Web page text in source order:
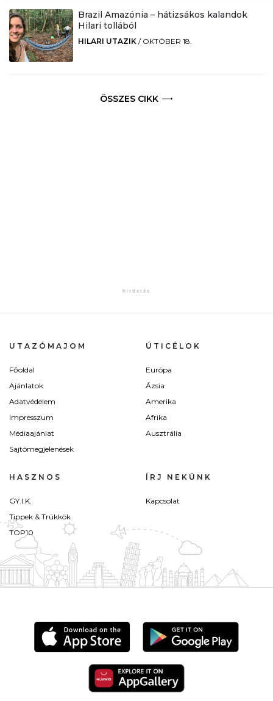
Brazil Amazónia – hátizsákos kalandok
Hilari tollából
HILARI UTAZIK / OKTÓBER 18.
ÖSSZES CIKK
UTAZÓMAJOM
Főoldal
Ajánlatok
Adatvédelem
Impresszum
Médiaajánlat
Sajtómegjelenések
ÚTICÉLOK
Európa
Ázsia
Amerika
Afrika
Ausztrália
HASZNOS
GY.I.K.
Tippek & Trükkök
TOP10
ÍRJ NEKÜNK
Kapcsolat